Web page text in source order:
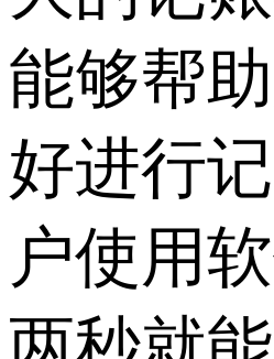
能够帮
好进行
户使用